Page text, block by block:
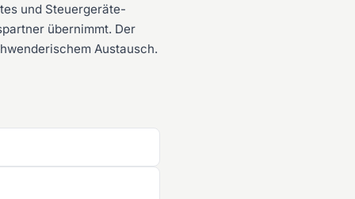
und Steuergeräte-
übernimmt. Der
Austausch.